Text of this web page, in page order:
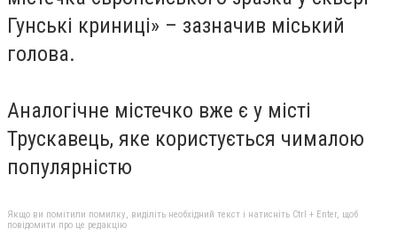
Гунські криниці» – зазначив міський
голова.
Аналогічне містечко вже є у місті
Трускавець, яке користується чималою
популярністю
Якщо ви помітили помилку, виділіть необхідний текст і натисніть Ctrl + Enter, щоб
повідомити про це редакцію